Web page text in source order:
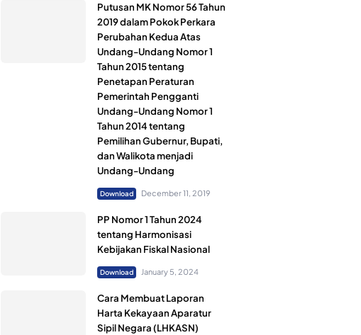
Putusan MK Nomor 56 Tahun
2019 dalam Pokok Perkara
Perubahan Kedua Atas
Undang-Undang Nomor 1
Tahun 2015 tentang
Penetapan Peraturan
Pemerintah Pengganti
Undang-Undang Nomor 1
Tahun 2014 tentang
Pemilihan Gubernur, Bupati,
dan Walikota menjadi
Undang-Undang
Download December 11, 2019
PP Nomor 1 Tahun 2024
tentang Harmonisasi
Kebijakan Fiskal Nasional
Download January 5, 2024
Cara Membuat Laporan
Harta Kekayaan Aparatur
Sipil Negara (LHKASN)